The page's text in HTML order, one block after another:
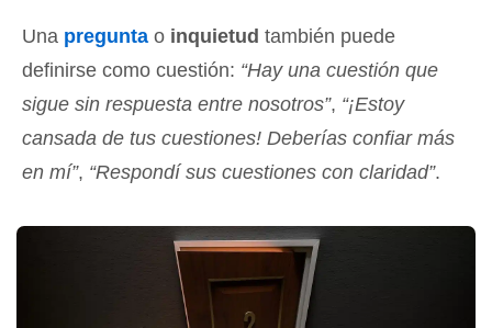
Una pregunta o inquietud también puede
definirse como cuestión: “Hay una cuestión que
sigue sin respuesta entre nosotros”, “¡Estoy
cansada de tus cuestiones! Deberías confiar más
en mí”, “Respondí sus cuestiones con claridad”.